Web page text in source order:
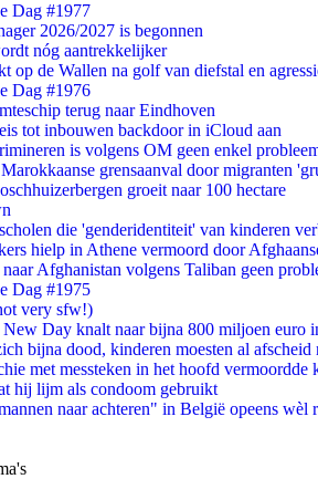
Dag #1977
2026/2027 is begonnen
nóg aantrekkelijker
op de Wallen na golf van diefstal en
Dag #1976
terug naar Eindhoven
tot inbouwen backdoor in iCloud aan
is volgens OM geen enkel
grensaanval door migranten
groeit naar 100 hectare
die 'genderidentiteit' van kinderen
hielp in Athene vermoord door
Afghanistan volgens Taliban geen
Dag #1975
very sfw!)
Day knalt naar bijna 800 miljoen euro
bijna dood, kinderen moesten al afscheid
met messteken in het hoofd vermoordde
hij lijm als condoom gebruikt
naar achteren" in België opeens wèl